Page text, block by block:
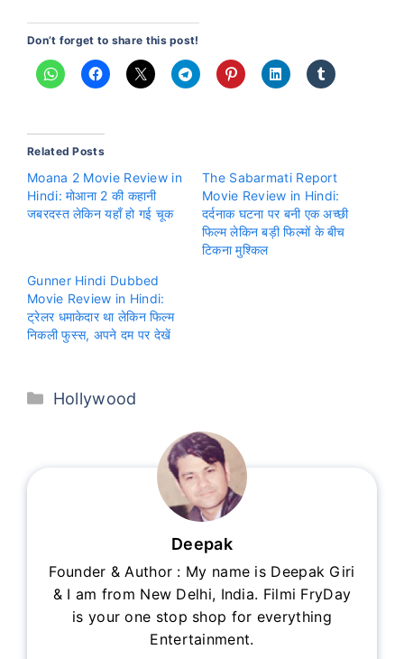
Don’t forget to share this post!
Related Posts
Moana 2 Movie Review in
Hindi: मोआना 2 की कहानी
जबरदस्त लेकिन यहाँ हो गई चूक
The Sabarmati Report
Movie Review in Hindi:
दर्दनाक घटना पर बनी एक अच्छी
फिल्म लेकिन बड़ी फिल्मों के बीच
टिकना मुश्किल
Gunner Hindi Dubbed
Movie Review in Hindi:
ट्रेलर धमाकेदार था लेकिन फिल्म
निकली फुस्स, अपने दम पर देखें
Categories
Hollywood
Deepak
Founder & Author : My name is Deepak Giri
& I am from New Delhi, India. Filmi FryDay
is your one stop shop for everything
Entertainment.